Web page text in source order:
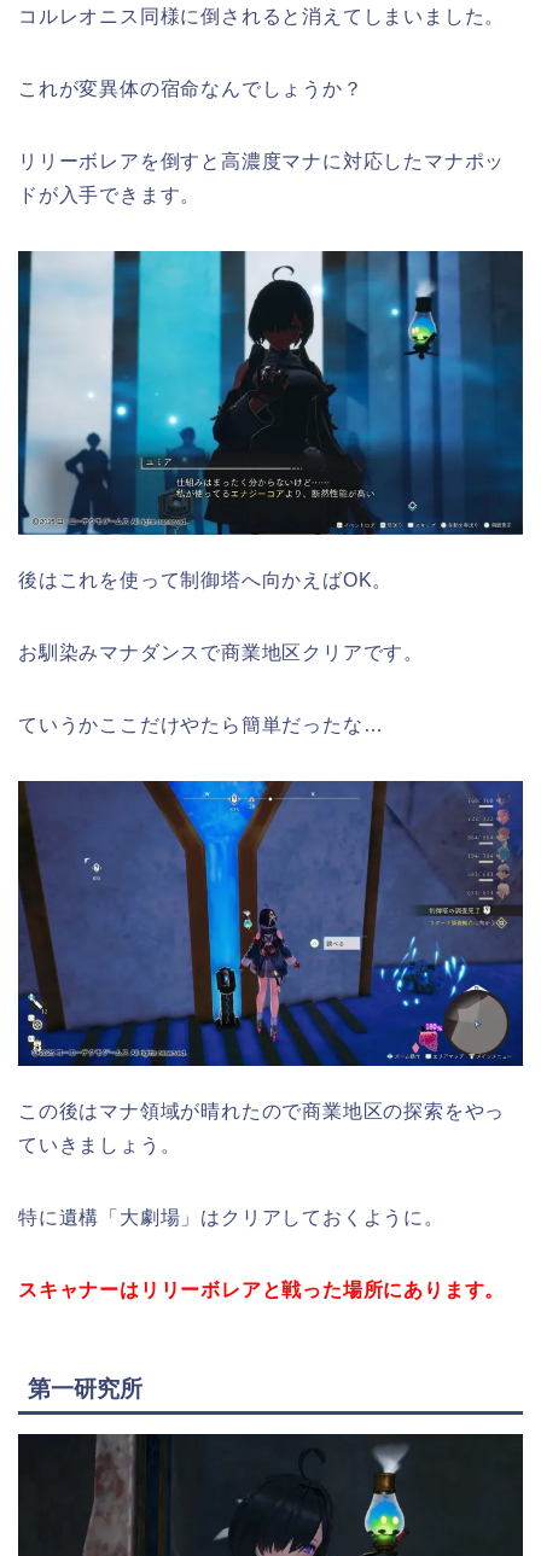
コルレオニス同様に倒されると消えてしまいました。
これが変異体の宿命なんでしょうか？
リリーボレアを倒すと高濃度マナに対応したマナポッ
ドが入手できます。
後はこれを使って制御塔へ向かえばOK。
お馴染みマナダンスで商業地区クリアです。
ていうかここだけやたら簡単だったな…
この後はマナ領域が晴れたので商業地区の探索をやっ
ていきましょう。
特に遺構「大劇場」はクリアしておくように。
スキャナーはリリーボレアと戦った場所にあります。
第一研究所